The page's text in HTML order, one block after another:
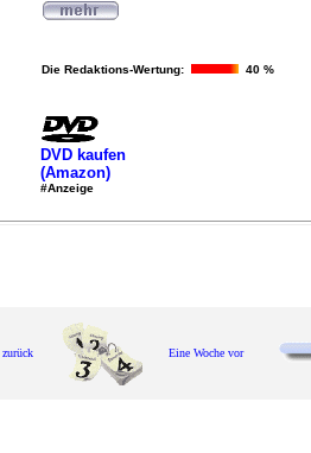
Die Redaktions-Wertung: 40 %
DVD kaufen
(Amazon)
#Anzeige
zurück Eine Woche vor